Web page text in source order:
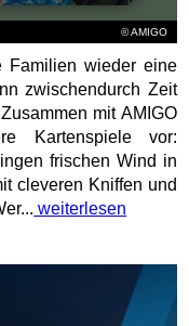
© AMIGO
Familien wieder eine
zwischendurch Zeit
mit AMIGO
Kartenspiele vor:
frischen Wind in
cleveren Kniffen und
weiterlesen